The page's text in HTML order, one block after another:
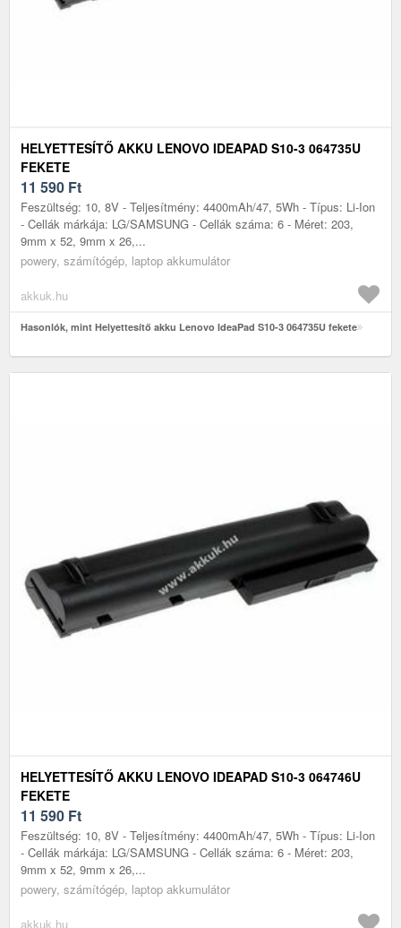
HELYETTESÍTŐ AKKU LENOVO IDEAPAD S10-3 064735U
FEKETE
11 590 Ft
Feszültség: 10, 8V - Teljesítmény: 4400mAh/47, 5Wh - Típus: Li-Ion
- Cellák márkája: LG/SAMSUNG - Cellák száma: 6 - Méret: 203,
9mm x 52, 9mm x 26,...
powery, számítógép, laptop akkumulátor
akkuk.hu
Hasonlók, mint Helyettesítő akku Lenovo IdeaPad S10-3 064735U fekete
HELYETTESÍTŐ AKKU LENOVO IDEAPAD S10-3 064746U
FEKETE
11 590 Ft
Feszültség: 10, 8V - Teljesítmény: 4400mAh/47, 5Wh - Típus: Li-Ion
- Cellák márkája: LG/SAMSUNG - Cellák száma: 6 - Méret: 203,
9mm x 52, 9mm x 26,...
powery, számítógép, laptop akkumulátor
akkuk.hu